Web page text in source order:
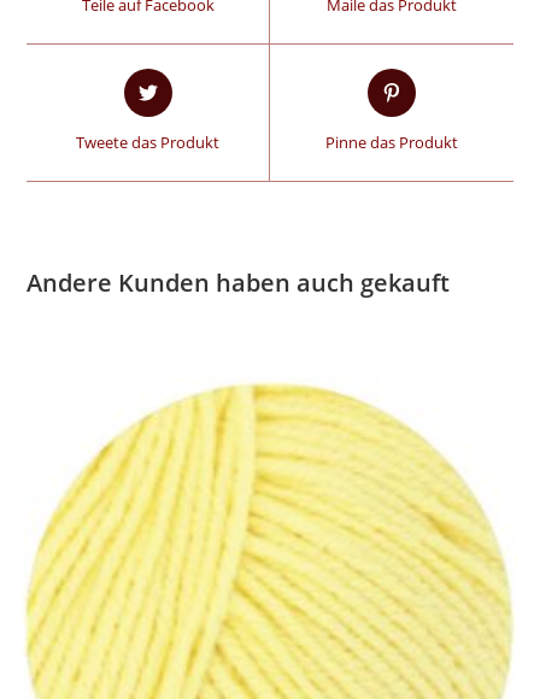
Tweete das Produkt Pinne das Produkt
Andere Kunden haben auch gekauft